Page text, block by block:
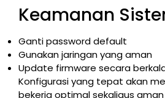
Keamanan
Ganti password default
Gunakan jaringan yang aman
Update firmware secara
Konfigurasi yang tepat akan
bekerja optimal sekaligus